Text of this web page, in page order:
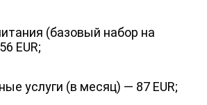
(базовый набор на
EUR;
услуги (в месяц) — 87 EUR;